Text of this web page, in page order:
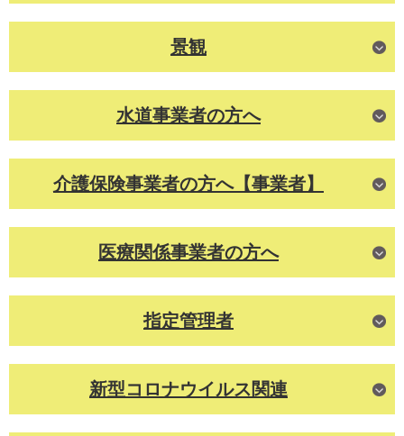
景観
水道事業者の方へ
介護保険事業者の方へ【事業者】
医療関係事業者の方へ
指定管理者
新型コロナウイルス関連